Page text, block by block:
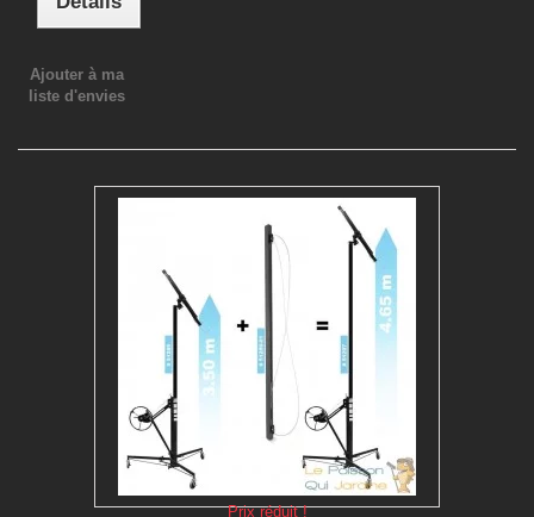
Ajouter à ma
liste d'envies
Prix réduit !